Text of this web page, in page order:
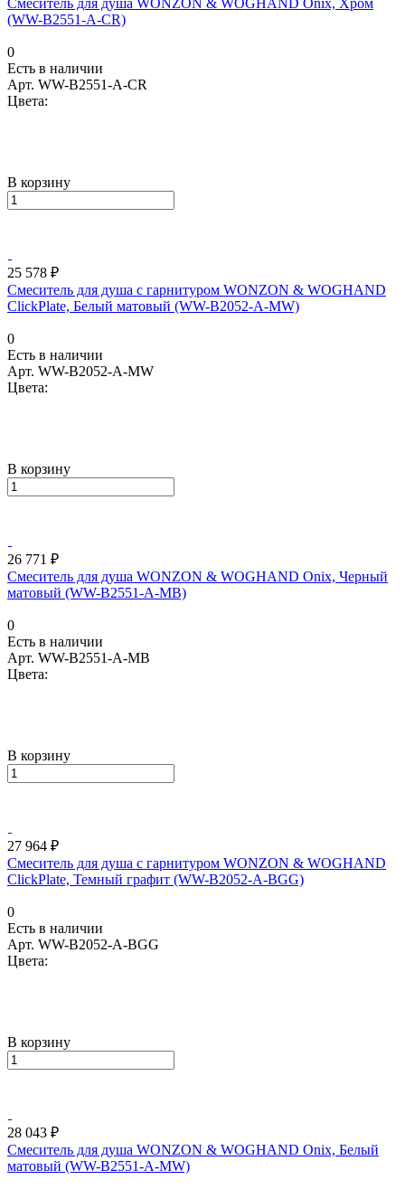
(WW-B2551-A-CR)
0
Есть в наличии
Арт. WW-B2551-A-CR
Цвета:
В корзину
25 578 ₽
Смеситель для душа с гарнитуром WONZON & WOGHAND
ClickPlate, Белый матовый (WW-B2052-A-MW)
0
Есть в наличии
Арт. WW-B2052-A-MW
Цвета:
В корзину
26 771 ₽
Смеситель для душа WONZON & WOGHAND Onix, Черный
матовый (WW-B2551-A-MB)
0
Есть в наличии
Арт. WW-B2551-A-MB
Цвета:
В корзину
27 964 ₽
Смеситель для душа с гарнитуром WONZON & WOGHAND
ClickPlate, Темный графит (WW-B2052-A-BGG)
0
Есть в наличии
Арт. WW-B2052-A-BGG
Цвета:
В корзину
28 043 ₽
Смеситель для душа WONZON & WOGHAND Onix, Белый
матовый (WW-B2551-A-MW)